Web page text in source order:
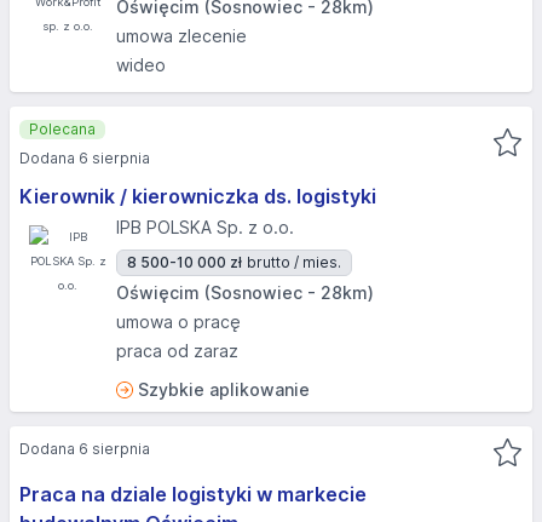
Oświęcim (Sosnowiec - 28km)
umowa zlecenie
wideo
Kierownik / kierowniczka ds. logistyki
IPB POLSKA Sp. z o.o.
8 500-10 000 zł brutto / mies.
Oświęcim (Sosnowiec - 28km)
umowa o pracę
praca od zaraz
Szybkie aplikowanie
Polecana
Dodana 6 sierpnia
Praca na dziale logistyki w markecie
Dodana 6 sierpnia